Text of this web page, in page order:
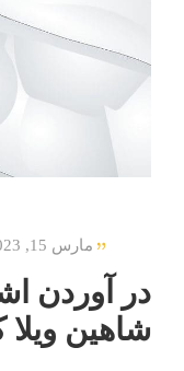
مارس 15, 2023
در آوردن
شاهین ویلا کرج